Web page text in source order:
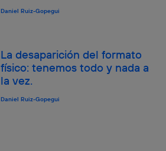
Daniel Ruiz-Gopegui
La desaparición del formato
físico: tenemos todo y nada a
la vez.
Daniel Ruiz-Gopegui